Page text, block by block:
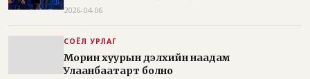
2026-04-06
СОЁЛ УРЛАГ
Морин хуурын дэлхийн наадам
Улаанбаатарт болно